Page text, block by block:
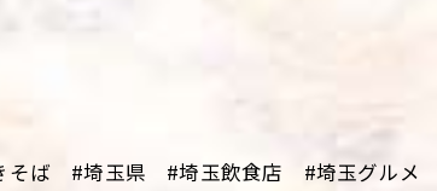
ば #埼玉県 #埼玉飲食店 #埼玉グルメ